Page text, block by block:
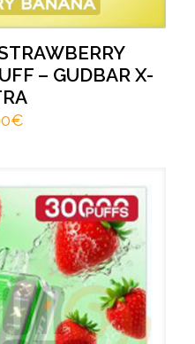
– GUDBAR X-
€